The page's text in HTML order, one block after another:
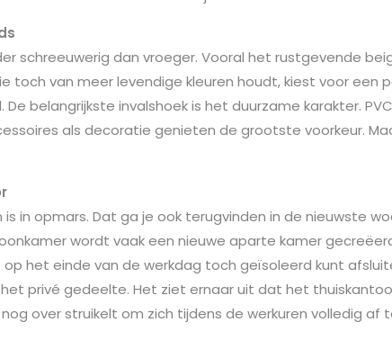
schreeuwerig dan vroeger. Vooral het rustgevende
toch van meer levendige kleuren houdt, kiest voor
belangrijkste invalshoek is het duurzame karakter.
als decoratie genieten de grootste voorkeur.
in opmars. Dat ga je ook terugvinden in de nieuwste
wordt vaak een nieuwe aparte kamer
het einde van de werkdag toch geïsoleerd kunt
privé gedeelte. Het ziet ernaar uit dat het
over struikelt om zich tijdens de werkuren volledig af